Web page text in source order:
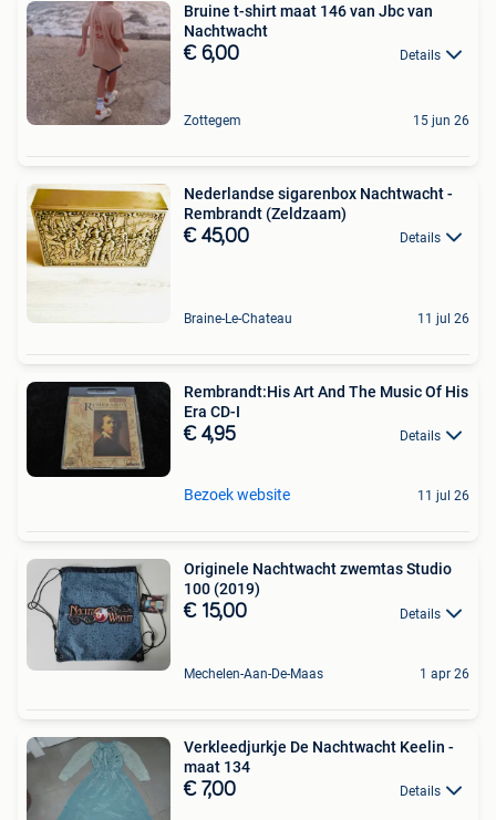
Bruine t-shirt maat 146 van Jbc van
Nachtwacht
€ 6,00 Details
Zottegem 15 jun 26
Nederlandse sigarenbox Nachtwacht -
Rembrandt (Zeldzaam)
€ 45,00 Details
Braine-Le-Chateau 11 jul 26
Rembrandt:His Art And The Music Of His
Era CD-I
€ 4,95 Details
Bezoek website 11 jul 26
Originele Nachtwacht zwemtas Studio
100 (2019)
€ 15,00 Details
Mechelen-Aan-De-Maas 1 apr 26
Verkleedjurkje De Nachtwacht Keelin -
maat 134
€ 7,00 Details